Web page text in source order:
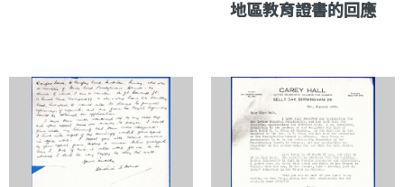
地區教育證書的回應